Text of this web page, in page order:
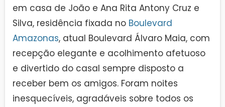
em casa de João e Ana Rita Antony Cruz e
Silva, residência fixada no Boulevard
Amazonas, atual Boulevard Álvaro Maia, com
recepção elegante e acolhimento afetuoso
e divertido do casal sempre disposto a
receber bem os amigos. Foram noites
inesquecíveis, agradáveis sobre todos os